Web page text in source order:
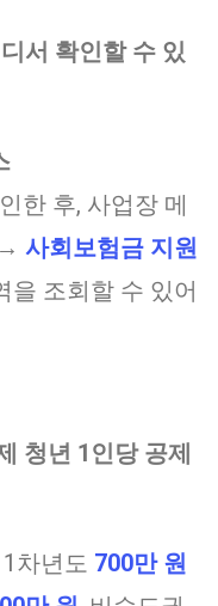
서 확인할 수 있
한 후, 사업장 메
사회보험금 지원
을 조회할 수 있어
청년 1인당 공제
차년도 700만 원